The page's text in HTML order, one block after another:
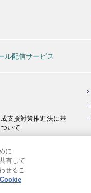
ル配信サービス
支援対策推進法に基
いて
に
有して
せるこ
Cookie